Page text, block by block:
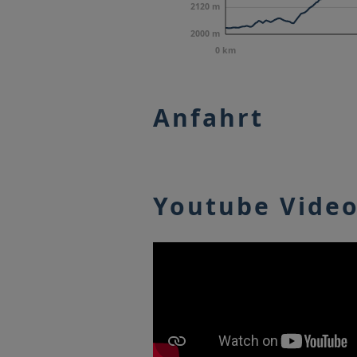
0 km
2120 m
2000 m
Anfahrt
Youtube Video